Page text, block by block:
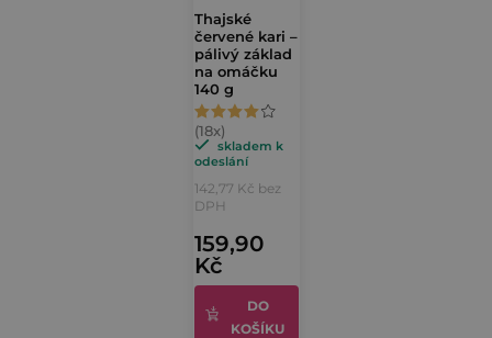
Thajské
červené kari –
pálivý základ
na omáčku
140 g
Průměrné
hodnocení
je
4,4
z
5
hvězdiček.
odeslání
142,77 Kč bez
DPH
159,90
Kč
DO
KOŠÍKU